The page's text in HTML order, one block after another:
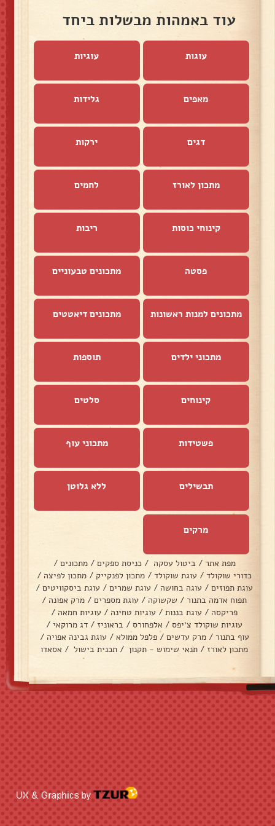
עוד באמהות מבשלות ביחד
עוגות עוגיות
מאפים גלידות
דגים ירקות
מתכון לאורז לחמים
קינוחי כוסות ריבות
פסטה מתכונים טבעוניים
מתכונים למנות ראשונות מתכונים דיאטטים
מתכוני ילדים תוספות
קינוחים סלטים
פשטידות מתכוני עוף
תבשילים ללא גלוטן
מרקים
מפת אתר / ביטול עסקה / כניסת ספקים / מתכונים /
כדורי שוקולד / עוגת שוקולד / מתכון לפנקייק / מתכון לפיצה /
עוגת תפוזים / עוגה בחושה / עוגת שמרים / עוגת ביסקוויטים/
תפוח אדמה בתנור / שקשוקה / עוגת מספרים / מרק אפונה /
פריקסה / עוגת בננות / עוגיות טחינה / עוגיות חמאה /
עוגיות שוקולד צ׳יפס / אלפחורס / בראוניז / דג מרוקאי /
עוף בתנור / מרק עדשים / פלפל ממולא / עוגת גבינה אפויה /
מתכון לאורז / תנאי שימוש - תקנון / תכנית בישול / אסאדו